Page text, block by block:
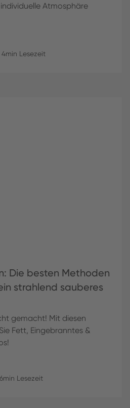
Atmosphäre
4min Lesezeit
Die besten Methoden
strahlend sauberes
gemacht! Mit diesen
Fett, Eingebranntes &
6min Lesezeit